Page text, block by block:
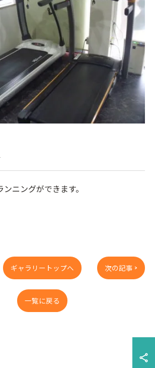
ニングができます。
ギャラリートップへ 次の記事 >
一覧に戻る